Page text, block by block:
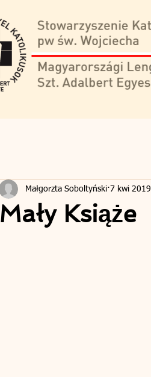
Mały Książe
Małgorzta Soboltyński 7 kwi 2019